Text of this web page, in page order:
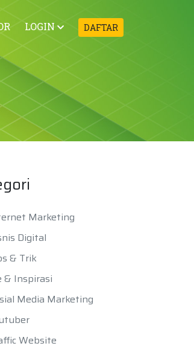
LOGIN DAFTAR
Marketing
Digital
& Trik
& Inspirasi
Media Marketing
Website